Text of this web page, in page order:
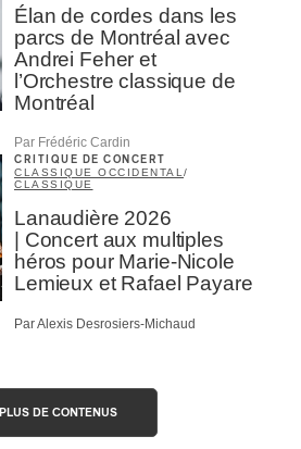
Élan de cordes dans les
parcs de Montréal avec
Andrei Feher et
l’Orchestre classique de
Montréal
Par Frédéric Cardin
CRITIQUE DE CONCERT
CLASSIQUE OCCIDENTAL /
CLASSIQUE
Lanaudière 2026
| Concert aux multiples
héros pour Marie-Nicole
Lemieux et Rafael Payare
Par Alexis Desrosiers-Michaud
PLUS DE CONTENUS